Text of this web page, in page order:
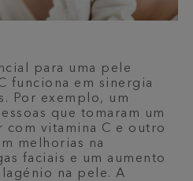
para uma pele
funciona em sinergia
Por exemplo, um
que tomaram um
com vitamina C e outro
melhorias na
faciais e um aumento
na pele. A